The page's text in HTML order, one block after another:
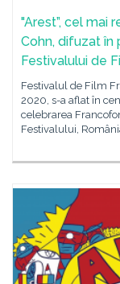
"Arest”, cel mai
Cohn, difuzat în
Festivalului de
Festivalul de Film
2020, s-a aflat în
celebrarea
Festivalului,